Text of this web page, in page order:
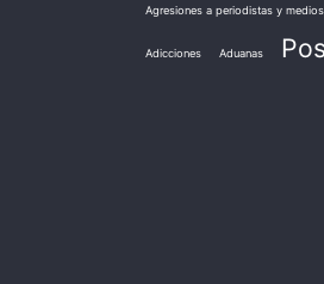
Agresiones a periodistas y
Adicciones Aduanas